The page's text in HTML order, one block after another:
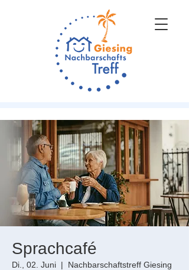
Sprachcafé
Di., 02. Juni
  |
Nachbarschaftstreff Giesing